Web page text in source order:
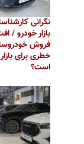
نگرانی
بازار خودرو /
فروش
خطری برای
است؟